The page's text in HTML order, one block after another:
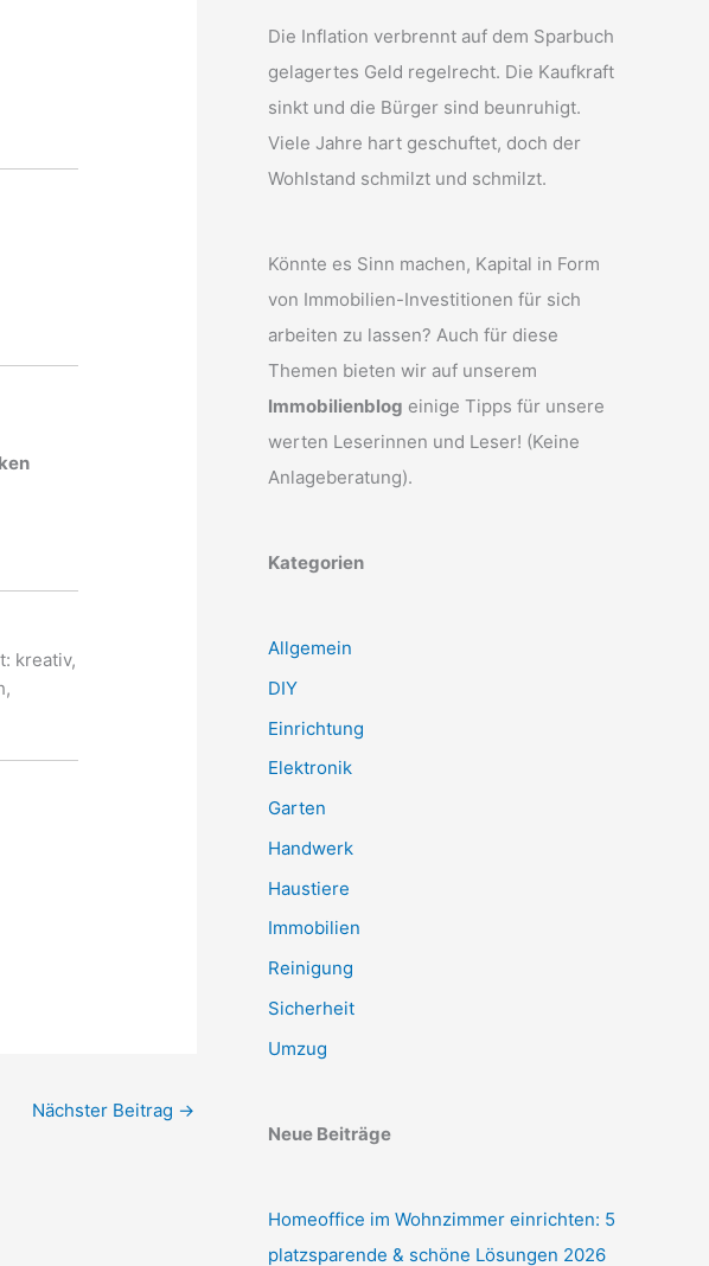
kreativ,
Nächster Beitrag →
Die Inflation verbrennt auf dem Sparbuch
gelagertes Geld regelrecht. Die Kaufkraft
sinkt und die Bürger sind beunruhigt.
Viele Jahre hart geschuftet, doch der
Wohlstand schmilzt und schmilzt.
Könnte es Sinn machen, Kapital in Form
von Immobilien-Investitionen für sich
arbeiten zu lassen? Auch für diese
Themen bieten wir auf unserem
Immobilienblog einige Tipps für unsere
werten Leserinnen und Leser! (Keine
Anlageberatung).
Kategorien
Allgemein
DIY
Einrichtung
Elektronik
Garten
Handwerk
Haustiere
Immobilien
Reinigung
Sicherheit
Umzug
Neue Beiträge
Homeoffice im Wohnzimmer einrichten: 5
platzsparende & schöne Lösungen 2026